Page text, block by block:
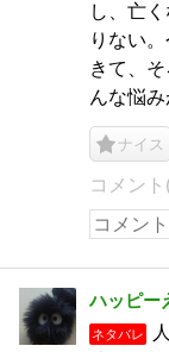
し、亡
りない
きて、
んな悩
ナイス
コメント
ハッピー
ネタバレ